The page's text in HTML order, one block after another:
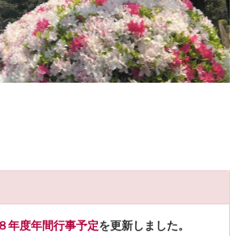
年度年間行事予定を更新しました。